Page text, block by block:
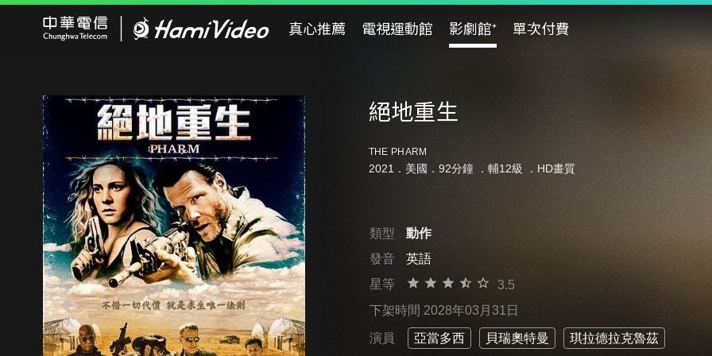
真心推薦 電視運動館 影劇館⁺ 單次付費
絕地重生
THE PHARM
2021．美國．92分鐘 ． 輔12級 ．HD畫質
類型
動作
發音
英語
星等
3.5
下架時間 2028年03月31日
演員 亞當多西 貝瑞奧特曼 琪拉德拉克魯茲